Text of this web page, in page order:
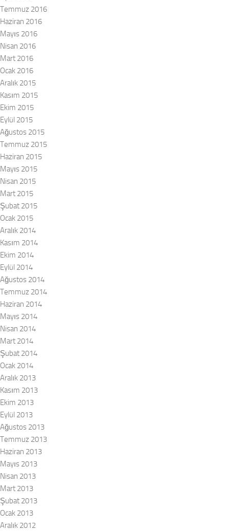
Temmuz 2016
Haziran 2016
Mayıs 2016
Nisan 2016
Mart 2016
Ocak 2016
Aralık 2015
Kasım 2015
Ekim 2015
Eylül 2015
Ağustos 2015
Temmuz 2015
Haziran 2015
Mayıs 2015
Nisan 2015
Mart 2015
Şubat 2015
Ocak 2015
Aralık 2014
Kasım 2014
Ekim 2014
Eylül 2014
Ağustos 2014
Temmuz 2014
Haziran 2014
Mayıs 2014
Nisan 2014
Mart 2014
Şubat 2014
Ocak 2014
Aralık 2013
Kasım 2013
Ekim 2013
Eylül 2013
Ağustos 2013
Temmuz 2013
Haziran 2013
Mayıs 2013
Nisan 2013
Mart 2013
Şubat 2013
Ocak 2013
Aralık 2012